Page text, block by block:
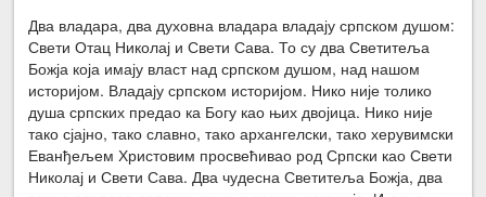
Два владара, два духовна владара владају српском душом:
Свети Отац Николај и Свети Сава. То су два Светитеља
Божја која имају власт над српском душом, над нашом
историјом. Владају српском историјом. Нико није толико
душа српских предао ка Богу као њих двојица. Нико није
тако сјајно, тако славно, тако архангелски, тако херувимски
Еванђељем Христовим просвећивао род Српски као Свети
Николај и Свети Сава. Два чудесна Светитеља Божја, два